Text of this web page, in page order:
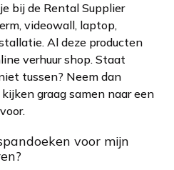
bij de Rental Supplier
videowall, laptop,
Al deze producten
verhuur shop. Staat
tussen? Neem dan
graag samen naar een
voor mijn